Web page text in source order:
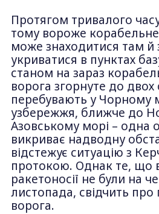
Протягом тривалого
тому вороже
може знаходитися там
укриватися в пунктах
станом на зараз
ворога згорнуте до двох
перебувають у Чорному
узбережжя, ближче до
Азовському морі – одна
викриває надводну
відстежує ситуацію з
протокою. Однак те, що
ракетоносії не були на
листопада, свідчить про
ворога.